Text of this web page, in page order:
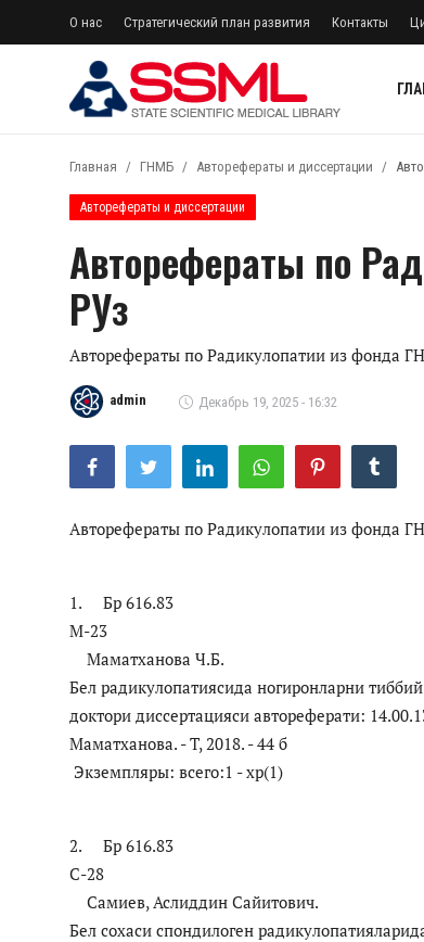
О нас Стратегический план развития Контакты
регистр
Главная
Архив журналов Узбекистана
Стратегический план развития
Контакты
Цифровые коллекции
Периодические издания
Медики Узбекистана
Фотогалерея
Статистика
PDF-translator
Главная ГНМБ Авторефераты и диссертации
Авторефераты и диссертации
Авторефераты по
РУз
Авторефераты по Радикулопатии из фонда
admin Декабрь 19, 2025 - 16:32
Авторефераты по Радикулопатии из фонда
1. Бр 616.83
М-23
Маматханова Ч.Б.
Бел радикулопатиясида ногиронларни
доктори диссертацияси автореферати:
Маматханова. - Т, 2018. - 44 б
Экземпляры: всего:1 - хр(1)
2. Бр 616.83
С-28
Самиев, Аслиддин Сайитович.
Бел сохаси спондилоген